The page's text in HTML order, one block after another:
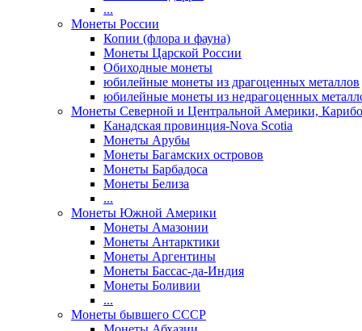
...
Монеты России
Копии (флора и фауна)
Монеты Царской России
Обиходные монеты
юбилейные монеты из драгоценных металлов
юбилейные монеты из недрагоценных
Монеты Северной и Центральной Америки,
Канадская провинция-Nova Scotia
Монеты Арубы
Монеты Багамских островов
Монеты Барбадоса
Монеты Белиза
...
Монеты Южной Америки
Монеты Амазонии
Монеты Антарктики
Монеты Аргентины
Монеты Бассас-да-Индия
Монеты Боливии
...
Монеты бывшего СССР